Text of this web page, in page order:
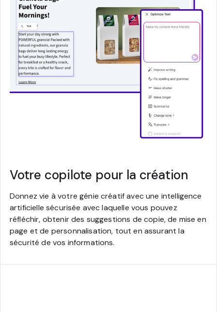
Votre copilote pour la création
Donnez vie à votre génie créatif avec une intelligence
artificielle sécurisée avec laquelle vous pouvez
réfléchir, obtenir des suggestions de copie, de mise en
page et de personnalisation, tout en assurant la
sécurité de vos informations.